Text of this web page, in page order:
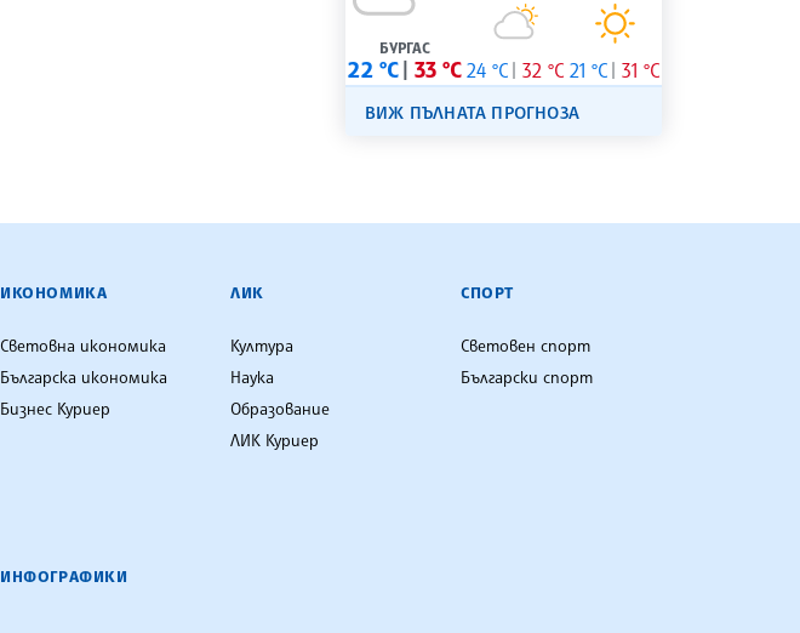
БУРГАС
22 °C 33 °C 24 °C 32 °C 21 °C 31 °C
ВИЖ ПЪЛНАТА ПРОГНОЗА
ИКОНОМИКА
Световна икономика
Българска икономика
Бизнес Куриер
ЛИК
Култура
Наука
Образование
ЛИК Куриер
СПОРТ
Световен спорт
Български спорт
ИНФОГРАФИКИ